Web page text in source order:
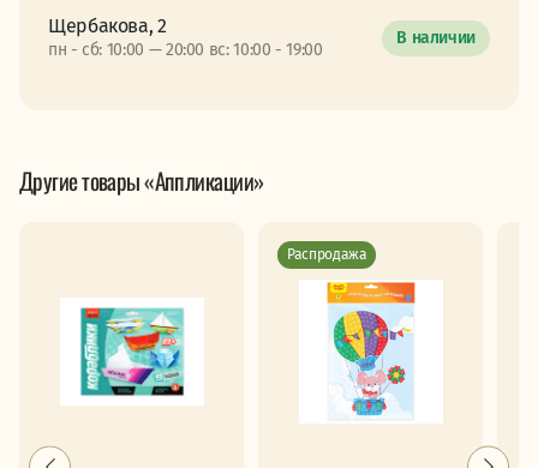
Щербакова, 2
пн - сб: 10:00 — 20:00 вс: 10:00 - 19:00
В наличии
Другие товары «Аппликации»
Распродажа